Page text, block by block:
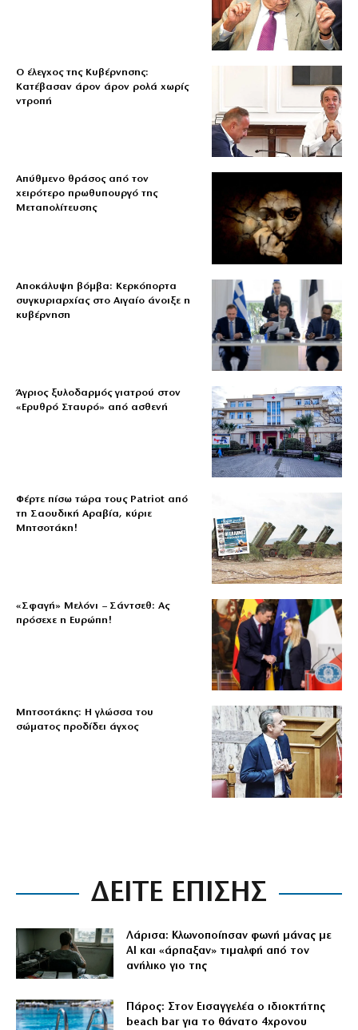
Ο έλεγχος της Κυβέρνησης:
Κατέβασαν άρον άρον ρολά χωρίς
ντροπή
Απύθμενο θράσος από τον
χειρότερο πρωθυπουργό της
Μεταπολίτευσης
Αποκάλυψη βόμβα: Κερκόπορτα
συγκυριαρχίας στο Αιγαίο άνοιξε η
κυβέρνηση
Άγριος ξυλοδαρμός γιατρού στον
«Ερυθρό Σταυρό» από ασθενή
Φέρτε πίσω τώρα τους Patriot από
τη Σαουδική Αραβία, κύριε
Μητσοτάκη!
«Σφαγή» Μελόνι – Σάντσεθ: Ας
πρόσεχε η Ευρώπη!
Μητσοτάκης: Η γλώσσα του
σώματος προδίδει άγχος
ΔΕΙΤΕ ΕΠΙΣΗΣ
Λάρισα: Κλωνοποίησαν φωνή μάνας με
AI και «άρπαξαν» τιμαλφή από τον
ανήλικο γιο της
Πάρος: Στον Εισαγγελέα ο ιδιοκτήτης
beach bar για το θάνατο 4χρονου